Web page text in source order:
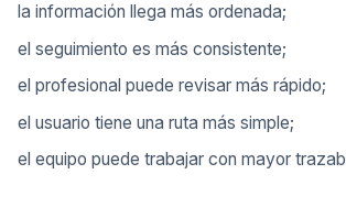
la información llega más ordenada;
el seguimiento es más consistente;
el profesional puede revisar más rápido;
el usuario tiene una ruta más simple;
el equipo puede trabajar con mayor